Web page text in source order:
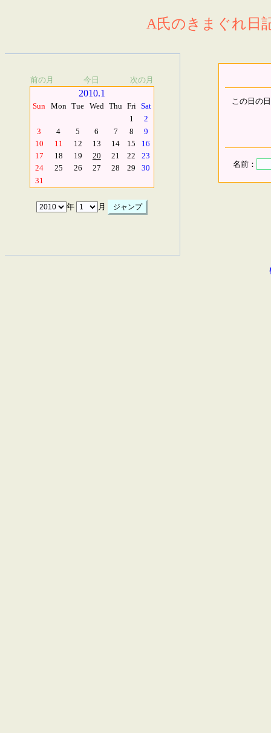
A氏のきまぐれ日
前の月 今日 次の月
2010.1
Sun Mon Tue Wed Thu Fri Sat
1
2
3
4 5 6 7 8
9
10
11 12 13 14 15
16
17
18 19 20 21 22
23
24
25 26 27 28 29
30
31
年 月
この日の
名前：